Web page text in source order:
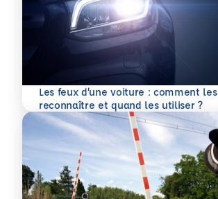
Les feux d’une voiture : comment les
reconnaître et quand les utiliser ?
En savoir plus